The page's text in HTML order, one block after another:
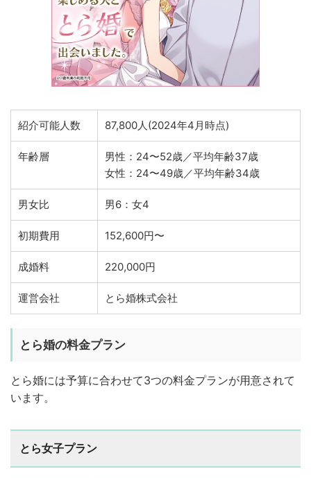
紹介可能人数 87,800人(2024年4月時点)
年齢層
男性：24〜52歳／平均年齢37歳
女性：24〜49歳／平均年齢34歳
男女比 男6：女4
初期費用 152,600円〜
成婚料 220,000円
運営会社 とら婚株式会社
とら婚の料金プラン
とら婚には予算に合わせて3つの料金プランが用意されて
います。
とら女子プラン